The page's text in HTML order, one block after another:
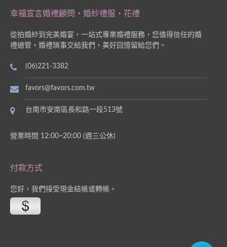
幸福宣言婚禮顧問‧婚紗禮服‧花禮
從拍婚紗到完美婚宴，一站式專業婚禮服務，您值得信任的婚
禮總管。婚禮瑣事交給我們，美好回憶留給您們。
(06)221-3382
favors@favors.com.tw
台南市安南區長和路一段513號
營業時間 12:00~20:00 (週三公休)
付款方式
您好，我們接受現金結帳或轉帳。